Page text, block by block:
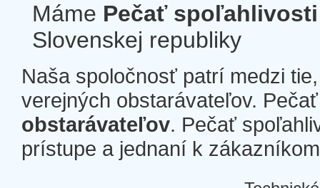
Máme Pečať spoľahlivosti
Slovenskej republiky
Naša spoločnosť patrí medzi
verejných obstarávateľov.
obstarávateľov. Pečať
prístupe a jednaní k